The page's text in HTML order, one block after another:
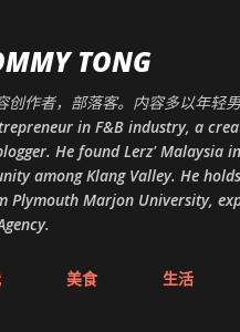
TONG
创作者，部落客。内容多以年轻
in F&B industry, a
He found Lerz' Malaysia
among Klang Valley. He
Plymouth Marjon University,
美食 生活